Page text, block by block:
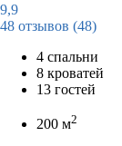
9,9
48 отзывов (48)
4 спальни
8 кроватей
13 гостей
200 м2